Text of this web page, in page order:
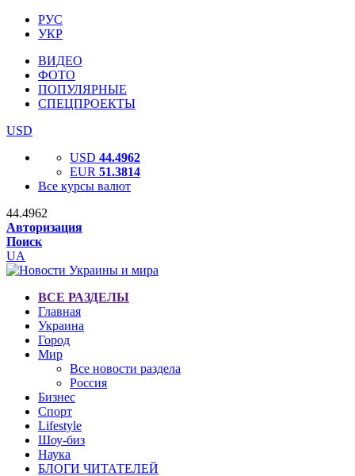
РУС
УКР
ВИДЕО
ФОТО
ПОПУЛЯРНЫЕ
СПЕЦПРОЕКТЫ
USD
USD 44.4962
EUR 51.3814
Все курсы валют
44.4962
Авторизация
Поиск
UA
ВСЕ РАЗДЕЛЫ
Главная
Украина
Город
Мир
Все новости раздела
Россия
Бизнес
Спорт
Lifestyle
Шоу-биз
Наука
БЛОГИ ЧИТАТЕЛЕЙ